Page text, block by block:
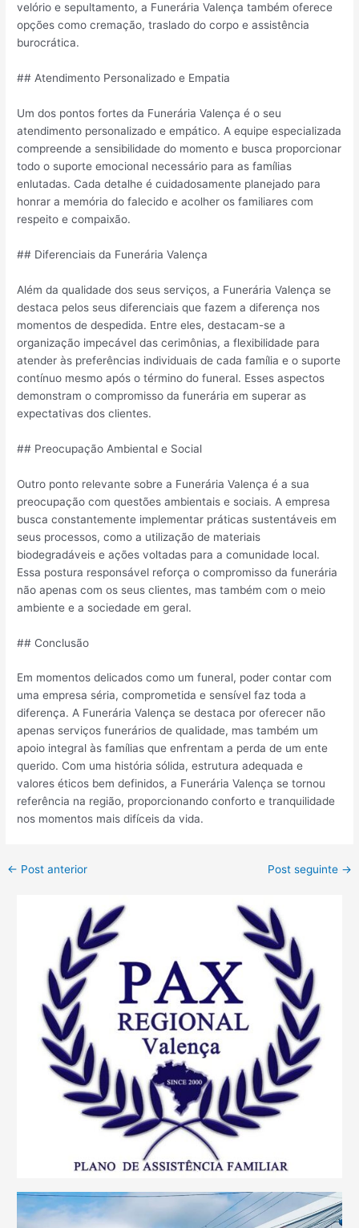
velório e sepultamento, a Funerária Valença também oferece
opções como cremação, traslado do corpo e assistência
burocrática.
## Atendimento Personalizado e Empatia
Um dos pontos fortes da Funerária Valença é o seu
atendimento personalizado e empático. A equipe especializada
compreende a sensibilidade do momento e busca proporcionar
todo o suporte emocional necessário para as famílias
enlutadas. Cada detalhe é cuidadosamente planejado para
honrar a memória do falecido e acolher os familiares com
respeito e compaixão.
## Diferenciais da Funerária Valença
Além da qualidade dos seus serviços, a Funerária Valença se
destaca pelos seus diferenciais que fazem a diferença nos
momentos de despedida. Entre eles, destacam-se a
organização impecável das cerimônias, a flexibilidade para
atender às preferências individuais de cada família e o suporte
contínuo mesmo após o término do funeral. Esses aspectos
demonstram o compromisso da funerária em superar as
expectativas dos clientes.
## Preocupação Ambiental e Social
Outro ponto relevante sobre a Funerária Valença é a sua
preocupação com questões ambientais e sociais. A empresa
busca constantemente implementar práticas sustentáveis em
seus processos, como a utilização de materiais
biodegradáveis e ações voltadas para a comunidade local.
Essa postura responsável reforça o compromisso da funerária
não apenas com os seus clientes, mas também com o meio
ambiente e a sociedade em geral.
## Conclusão
Em momentos delicados como um funeral, poder contar com
uma empresa séria, comprometida e sensível faz toda a
diferença. A Funerária Valença se destaca por oferecer não
apenas serviços funerários de qualidade, mas também um
apoio integral às famílias que enfrentam a perda de um ente
querido. Com uma história sólida, estrutura adequada e
valores éticos bem definidos, a Funerária Valença se tornou
referência na região, proporcionando conforto e tranquilidade
nos momentos mais difíceis da vida.
← Post anterior Post seguinte →